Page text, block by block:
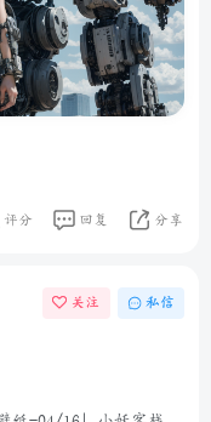
评分 回复 分享
关注 私信